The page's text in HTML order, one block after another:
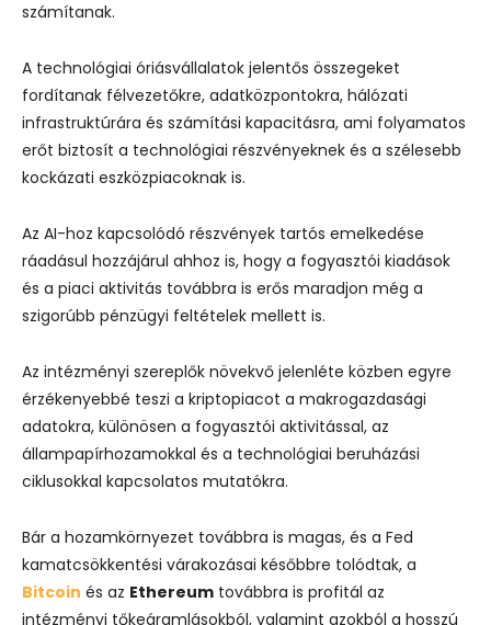
számítanak.
A technológiai óriásvállalatok jelentős összegeket
fordítanak félvezetőkre, adatközpontokra, hálózati
infrastruktúrára és számítási kapacitásra, ami folyamatos
erőt biztosít a technológiai részvényeknek és a szélesebb
kockázati eszközpiacoknak is.
Az AI-hoz kapcsolódó részvények tartós emelkedése
ráadásul hozzájárul ahhoz is, hogy a fogyasztói kiadások
és a piaci aktivitás továbbra is erős maradjon még a
szigorúbb pénzügyi feltételek mellett is.
Az intézményi szereplők növekvő jelenléte közben egyre
érzékenyebbé teszi a kriptopiacot a makrogazdasági
adatokra, különösen a fogyasztói aktivitással, az
állampapírhozamokkal és a technológiai beruházási
ciklusokkal kapcsolatos mutatókra.
Bár a hozamkörnyezet továbbra is magas, és a Fed
kamatcsökkentési várakozásai későbbre tolódtak, a
Bitcoin és az Ethereum továbbra is profitál az
intézményi tőkeáramlásokból, valamint azokból a hosszú